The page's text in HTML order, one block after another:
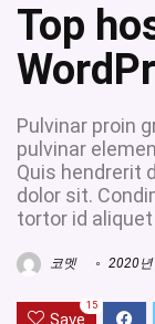
Top
Pulvinar proin
pulvinar
Quis hendrerit
dolor sit.
tortor id
코멧 2020
Save
15